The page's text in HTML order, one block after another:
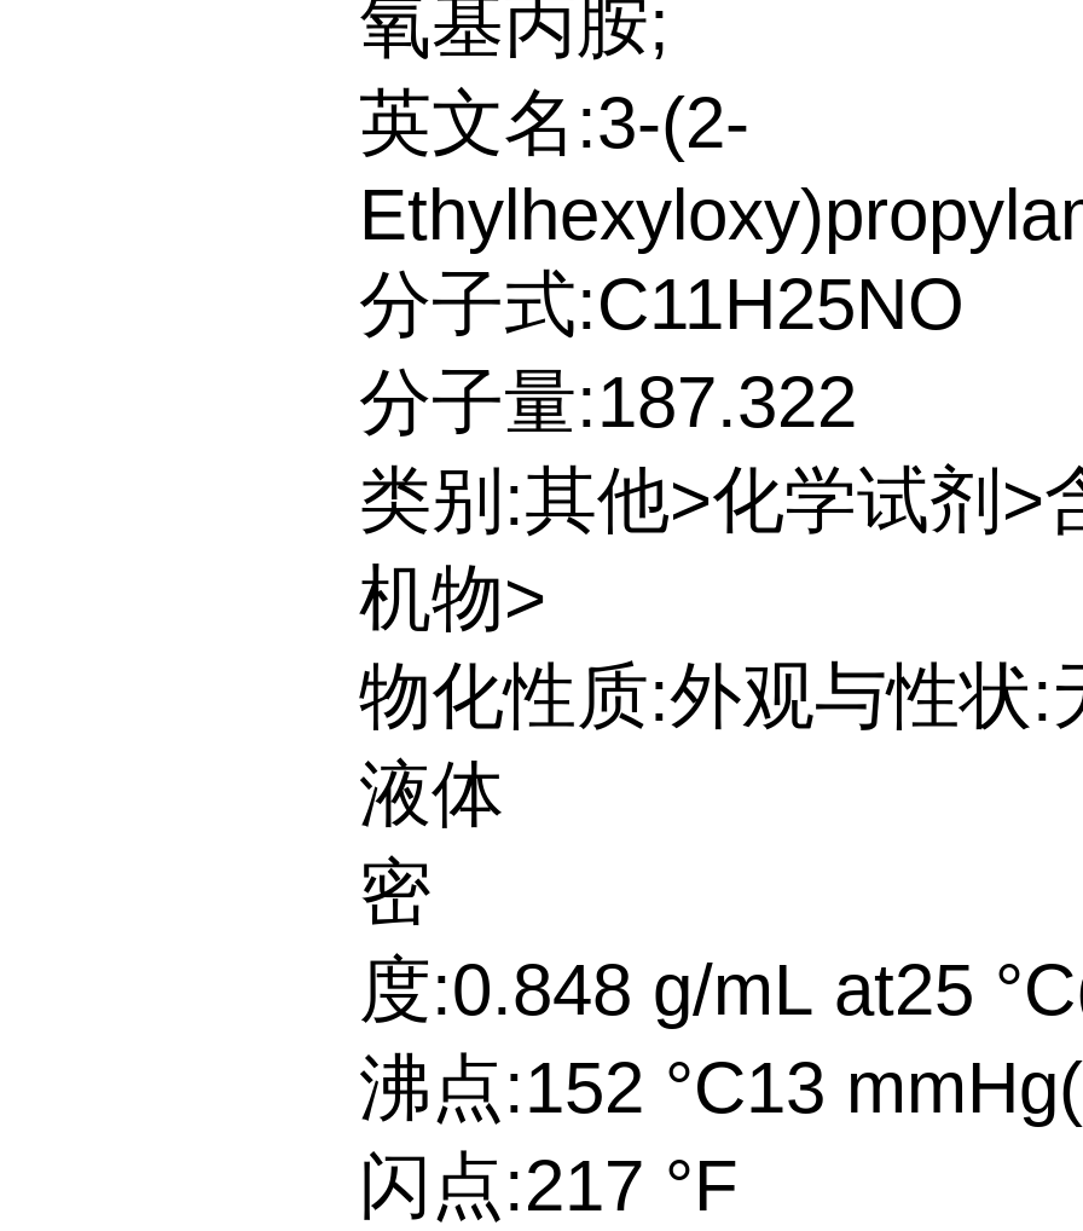
氧基丙胺;
英文名:3-(2-
分子式:C11H25NO
分子量:187.322
类别:其他>化学试剂>
机物>
物化性质:外观与性状:
液体
密
度:0.848 g/mL at25
沸点:152 °C13
闪点:217 °F